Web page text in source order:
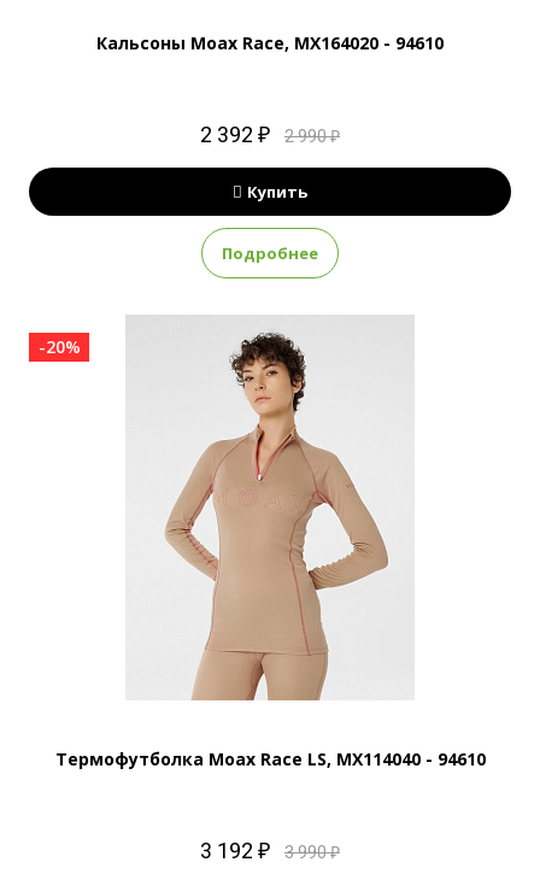
Кальсоны Moax Race, MX164020 - 94610
2 392 ₽ 2 990 ₽
Купить
Подробнее
-20%
Термофутболка Moax Race LS, MX114040 - 94610
3 192 ₽ 3 990 ₽